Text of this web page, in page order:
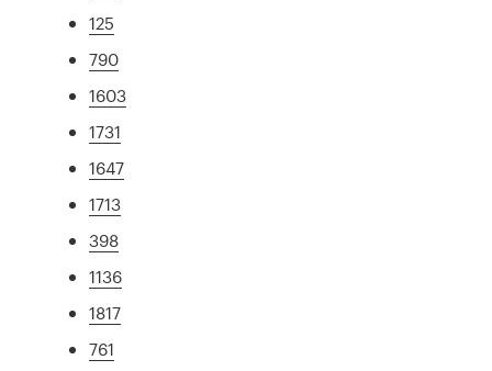
125
790
1603
1731
1647
1713
398
1136
1817
761